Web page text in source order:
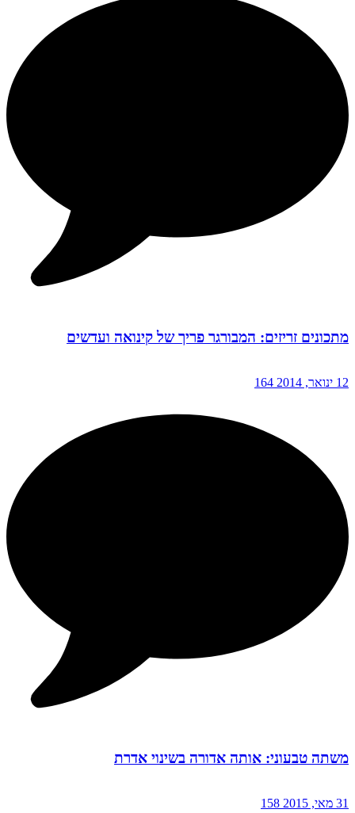
מתכונים זריזים: המבורגר פריך של קינואה ועדשים
12 ינואר, 2014 164
משתה טבעוני: אותה אדורה בשינוי אדרת
31 מאי, 2015 158